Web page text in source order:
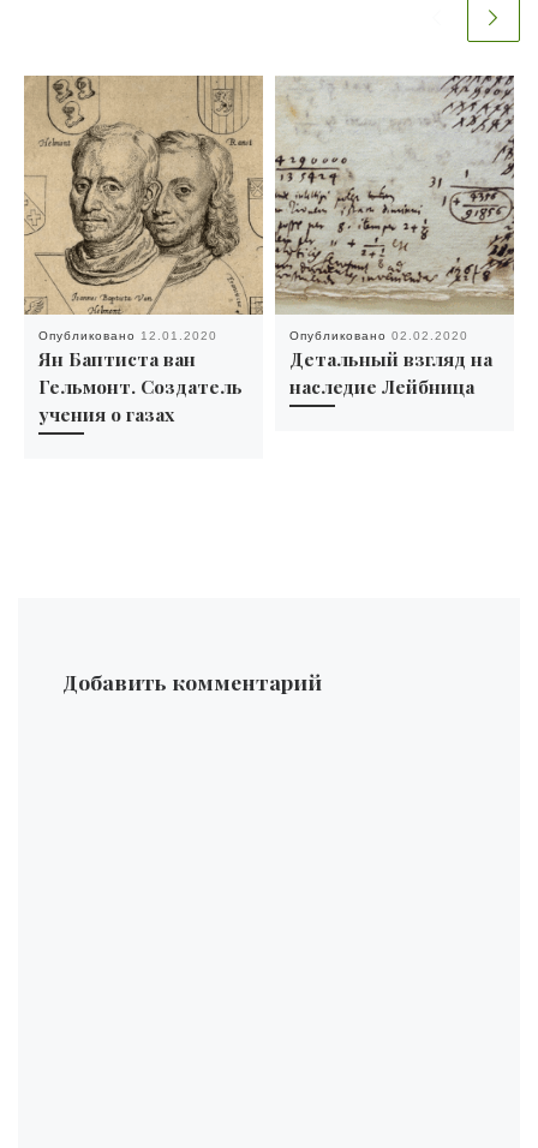
Опубликовано 12.01.2020
Ян Баптиста ван
Гельмонт. Создатель
учения о газах
Опубликовано 02.02.2020
Детальный взгляд на
наследие Лейбница
Добавить комментарий